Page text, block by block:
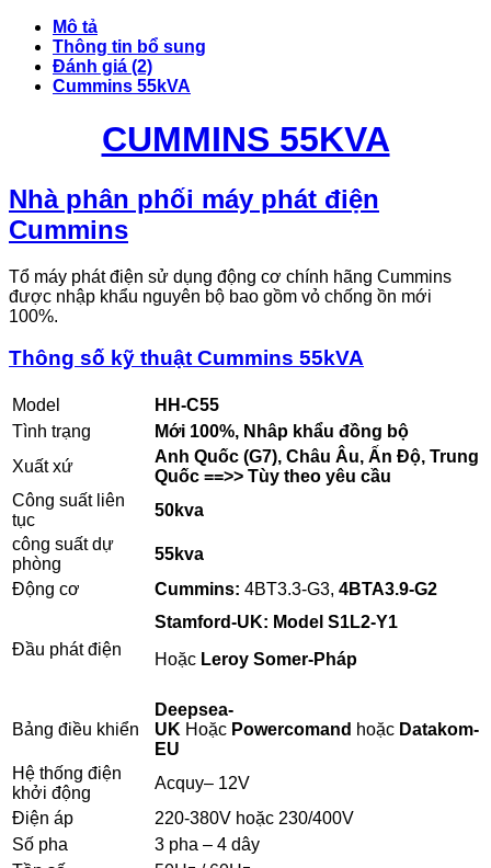
Mô tả
Thông tin bổ sung
Đánh giá (2)
Cummins 55kVA
CUMMINS 55KVA
Nhà phân phối máy phát điện
Cummins
Tổ máy phát điện sử dụng động cơ chính hãng Cummins
được nhập khẩu nguyên bộ bao gồm vỏ chống ồn mới
100%.
Thông số kỹ thuật Cummins 55kVA
Model
HH-C55
Tình trạng
Mới 100%, Nhâp khẩu đồng bộ
Xuất xứ
Anh Quốc (G7), Châu Âu, Ấn Độ, Trung
Quốc ==>> Tùy theo yêu cầu
Công suất liên
tục
50kva
công suất dự
phòng
55kva
Động cơ
Cummins: 4BT3.3-G3, 4BTA3.9-G2
Đầu phát điện
Stamford-UK: Model S1L2-Y1
Hoặc Leroy Somer-Pháp
Bảng điều khiển
Deepsea-
UK Hoặc Powercomand hoặc Datakom-
EU
Hệ thống điện
khởi động
Acquy– 12V
Điện áp
220-380V hoặc 230/400V
Số pha
3 pha – 4 dây